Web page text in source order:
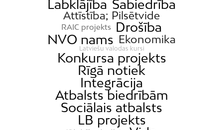
Labklājība Sabiedrība
Attīstība; Pilsētvide
RAIC projekts
Drošība
NVO nams Ekonomika
Latviešu valodas kursi
Konkursa projekts
Rīgā notiek
Integrācija
Atbalsts biedrībām
Sociālais atbalsts
LB projekts